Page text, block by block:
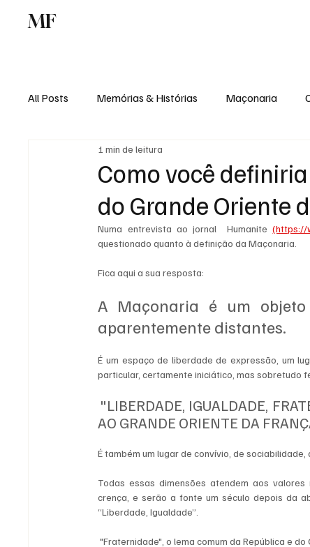
MF
All Posts Memórias & Histórias Maçonaria
Rádio Digital
Como você
do Grande Oriente
1 min de leitura
Numa entrevista ao jornal  Humanite (https://
questionado quanto à definição da Maçonaria.
Fica aqui a sua resposta:
A Maçonaria é um objeto
aparentemente distantes.
É um espaço de liberdade de expressão, um
particular, certamente iniciático, mas sobretudo
"LIBERDADE, IGUALDADE,
AO GRANDE ORIENTE DA
É também um lugar de convívio, de
Todas essas dimensões atendem aos
crença, e serão a fonte um século depois da
“Liberdade, Igualdade”.
"Fraternidade", o lema comum da República e do